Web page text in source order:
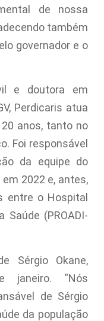
de nossa
também
governador e o
e doutora em
Perdicaris atua
anos, tanto no
Foi responsável
da equipe do
2022 e, antes,
entre o Hospital
(PROADI-
Sérgio Okane,
janeiro. “Nós
de Sérgio
da população